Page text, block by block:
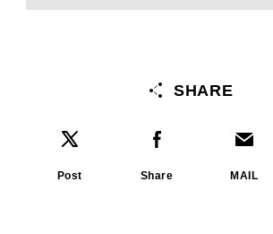
SHARE
Post Share MAIL